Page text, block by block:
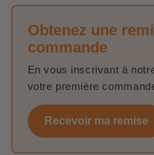
Obtenez une
commande
En vous inscrivant à
votre première
Recevoir ma remise